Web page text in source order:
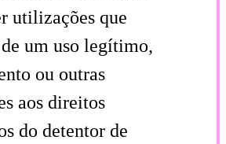
utilizações que
um uso legítimo,
ou outras
aos direitos
do detentor de